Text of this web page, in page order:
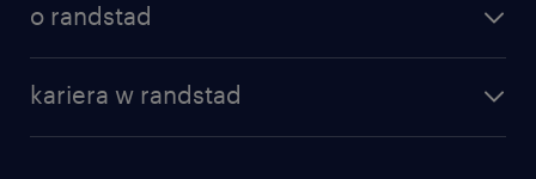
praca w amazon
o randstad
kariera w randstad